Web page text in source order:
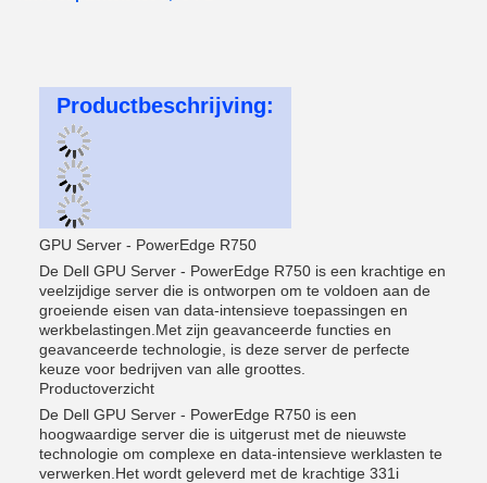
Productbeschrijving:
GPU Server - PowerEdge R750
De Dell GPU Server - PowerEdge R750 is een krachtige en
veelzijdige server die is ontworpen om te voldoen aan de
groeiende eisen van data-intensieve toepassingen en
werkbelastingen.Met zijn geavanceerde functies en
geavanceerde technologie, is deze server de perfecte
keuze voor bedrijven van alle groottes.
Productoverzicht
De Dell GPU Server - PowerEdge R750 is een
hoogwaardige server die is uitgerust met de nieuwste
technologie om complexe en data-intensieve werklasten te
verwerken.Het wordt geleverd met de krachtige 331i